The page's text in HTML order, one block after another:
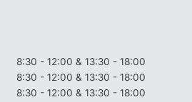
8:30 - 12:00 & 13:30 - 18:00
8:30 - 12:00 & 13:30 - 18:00
8:30 - 12:00 & 13:30 - 18:00